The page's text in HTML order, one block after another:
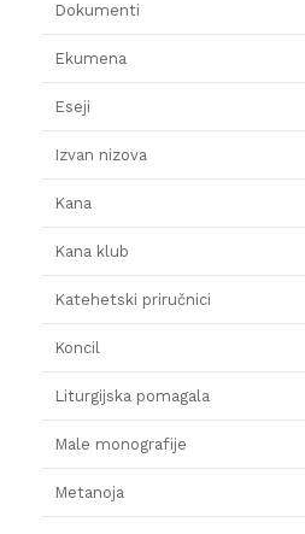
Dokumenti
Ekumena
Eseji
Izvan nizova
Kana
Kana klub
Katehetski priručnici
Koncil
Liturgijska pomagala
Male monografije
Metanoja